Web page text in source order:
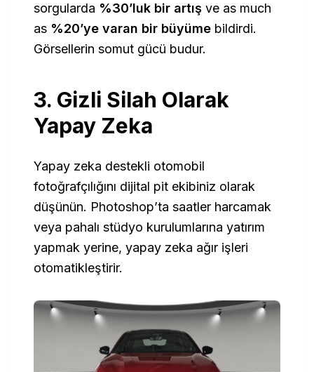
sorgularda %30’luk bir artış ve as much
as %20’ye varan bir büyüme bildirdi.
Görsellerin somut gücü budur.
3. Gizli Silah Olarak
Yapay Zeka
Yapay zeka destekli otomobil
fotoğrafçılığını dijital pit ekibiniz olarak
düşünün. Photoshop’ta saatler harcamak
veya pahalı stüdyo kurulumlarına yatırım
yapmak yerine, yapay zeka ağır işleri
otomatikleştirir.